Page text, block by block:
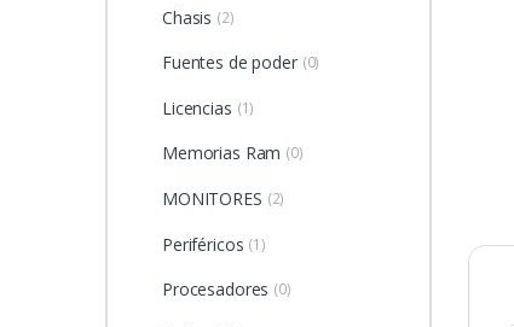
Chasis (2)
Fuentes de poder (0)
Licencias (1)
Memorias Ram (0)
MONITORES (2)
Periféricos (1)
Procesadores (0)